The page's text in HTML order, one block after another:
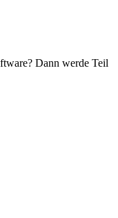
Dann werde Teil